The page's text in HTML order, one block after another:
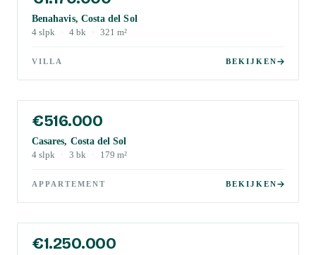
Benahavis, Costa del Sol
4 slpk · 4 bk · 321 m²
VILLA BEKIJKEN
€516.000
Casares, Costa del Sol
4 slpk · 3 bk · 179 m²
APPARTEMENT BEKIJKEN
€1.250.000